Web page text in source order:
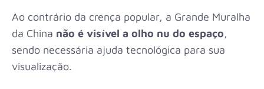
Ao contrário da crença popular, a Grande Muralha
da China não é visível a olho nu do espaço,
sendo necessária ajuda tecnológica para sua
visualização.